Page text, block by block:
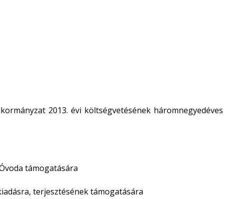
2013. évi költségvetésének háromnegyedéves
támogatására
terjesztésének támogatására